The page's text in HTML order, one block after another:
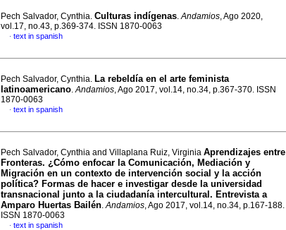
Pech Salvador, Cynthia. Culturas indígenas.Andamios, Ago 2020,
vol.17, no.43, p.369-374. ISSN 1870-0063
· text in spanish
Pech Salvador, Cynthia. La rebeldía en el arte feminista
latinoamericano.Andamios, Ago 2017, vol.14, no.34, p.367-370. ISSN
1870-0063
· text in spanish
Pech Salvador, Cynthia and Villaplana Ruiz, Virginia Aprendizajes entre
Fronteras. ¿Cómo enfocar la Comunicación, Mediación y
Migración en un contexto de intervención social y la acción
política? Formas de hacer e investigar desde la universidad
transnacional junto a la ciudadanía intercultural. Entrevista a
Amparo Huertas Bailén.Andamios, Ago 2017, vol.14, no.34, p.167-188.
ISSN 1870-0063
· text in spanish